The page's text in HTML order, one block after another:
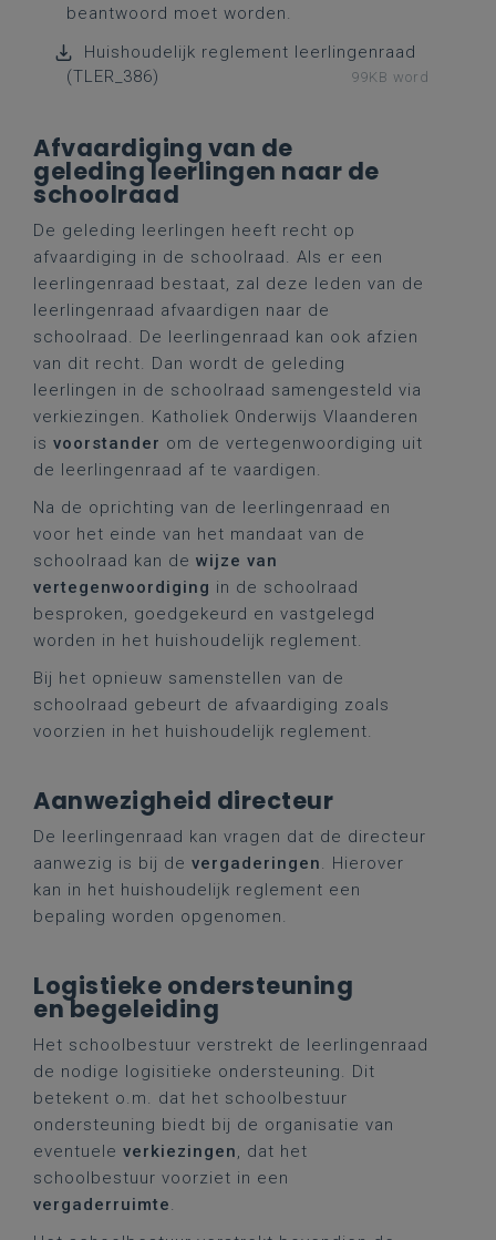
beantwoord moet worden.
Huishoudelijk reglement leerlingenraad
(TLER_386)
99KB word
Afvaardiging van de
geleding leerlingen naar de
schoolraad
De geleding leerlingen heeft recht op
afvaardiging in de schoolraad. Als er een
leerlingenraad bestaat, zal deze leden van de
leerlingenraad afvaardigen naar de
schoolraad. De leerlingenraad kan ook afzien
van dit recht. Dan wordt de geleding
leerlingen in de schoolraad samengesteld via
verkiezingen. Katholiek Onderwijs Vlaanderen
is voorstander om de vertegenwoordiging uit
de leerlingenraad af te vaardigen.
Na de oprichting van de leerlingenraad en
voor het einde van het mandaat van de
schoolraad kan de wijze van
vertegenwoordiging in de schoolraad
besproken, goedgekeurd en vastgelegd
worden in het huishoudelijk reglement.
Bij het opnieuw samenstellen van de
schoolraad gebeurt de afvaardiging zoals
voorzien in het huishoudelijk reglement.
Aanwezigheid directeur
De leerlingenraad kan vragen dat de directeur
aanwezig is bij de vergaderingen. Hierover
kan in het huishoudelijk reglement een
bepaling worden opgenomen.
Logistieke ondersteuning
en begeleiding
Het schoolbestuur verstrekt de leerlingenraad
de nodige logisitieke ondersteuning. Dit
betekent o.m. dat het schoolbestuur
ondersteuning biedt bij de organisatie van
eventuele verkiezingen, dat het
schoolbestuur voorziet in een
vergaderruimte.